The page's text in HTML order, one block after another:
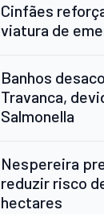
Cinfães
viatura de
Banhos
Travanca,
Salmonella
Nespereira
reduzir risco
hectares